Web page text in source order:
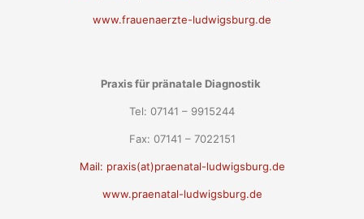
www.frauenaerzte-ludwigsburg.de
Praxis für pränatale Diagnostik
Tel: 07141 – 9915244
Fax: 07141 – 7022151
Mail: praxis(at)praenatal-ludwigsburg.de
www.praenatal-ludwigsburg.de